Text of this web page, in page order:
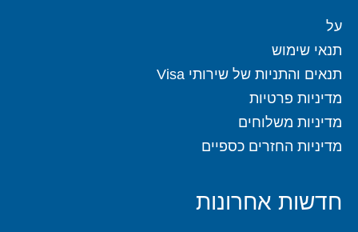
על
תנאי שימוש
תנאים והתניות של שירותי Visa
מדיניות פרטיות
מדיניות משלוחים
מדיניות החזרים כספיים
חדשות אחרונות